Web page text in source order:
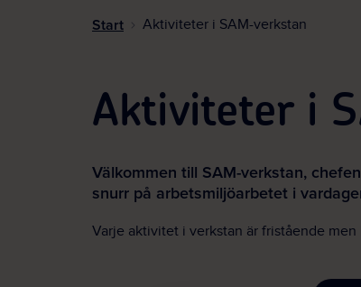
Start Aktiviteter i SAM-verkstan
Aktiviteter i
Välkommen till SAM-verkstan,
snurr på arbetsmiljöarbetet i
Varje aktivitet i verkstan är fristående